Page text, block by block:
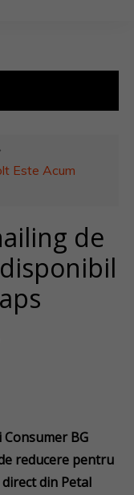
Este Acum
de
BG
reducere pentru
din Petal